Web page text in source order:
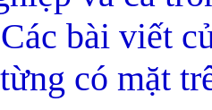
bài viết
có mặt